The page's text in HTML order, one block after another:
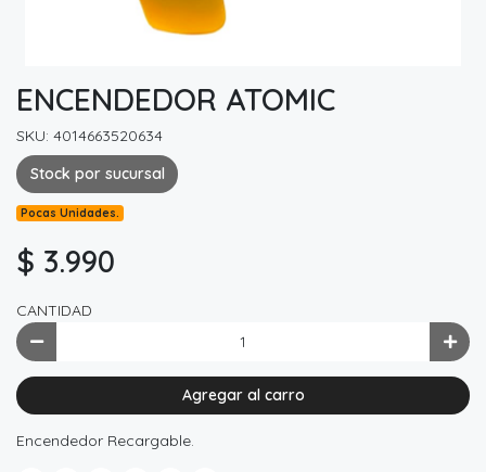
ENCENDEDOR ATOMIC
SKU: 4014663520634
Stock por sucursal
Pocas Unidades.
$ 3.990
CANTIDAD
Agregar al carro
Encendedor Recargable.